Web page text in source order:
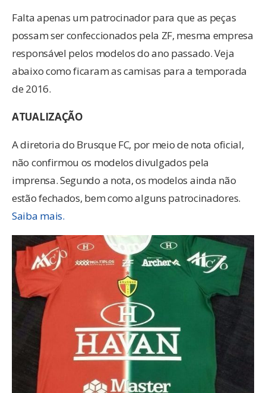
Falta apenas um patrocinador para que as peças
possam ser confeccionados pela ZF, mesma empresa
responsável pelos modelos do ano passado. Veja
abaixo como ficaram as camisas para a temporada
de 2016.
ATUALIZAÇÃO
A diretoria do Brusque FC, por meio de nota oficial,
não confirmou os modelos divulgados pela
imprensa. Segundo a nota, os modelos ainda não
estão fechados, bem como alguns patrocinadores.
Saiba mais.